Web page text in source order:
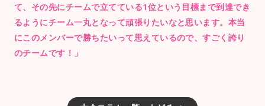
て、その先にチームで立てている1位という目標まで到達でき
るようにチーム一丸となって頑張りたいなと思います。本当
にこのメンバーで勝ちたいって思えているので、すごく誇り
のチームです！」